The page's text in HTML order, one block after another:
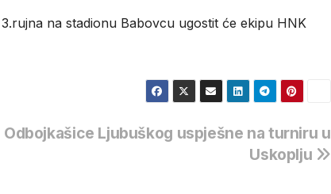
na stadionu Babovcu ugostit će ekipu HNK
Odbojkašice Ljubuškog uspješne na turniru u
Uskoplju